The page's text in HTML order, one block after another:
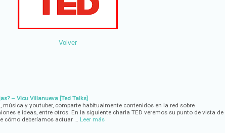
Volver
– Vicu Villanueva [Ted Talks]
música y youtuber, comparte habitualmente contenidos en la red sobre
e ideas, entre otros. En la siguiente charla TED veremos su punto de vista de
cómo deberíamos actuar … Leer más